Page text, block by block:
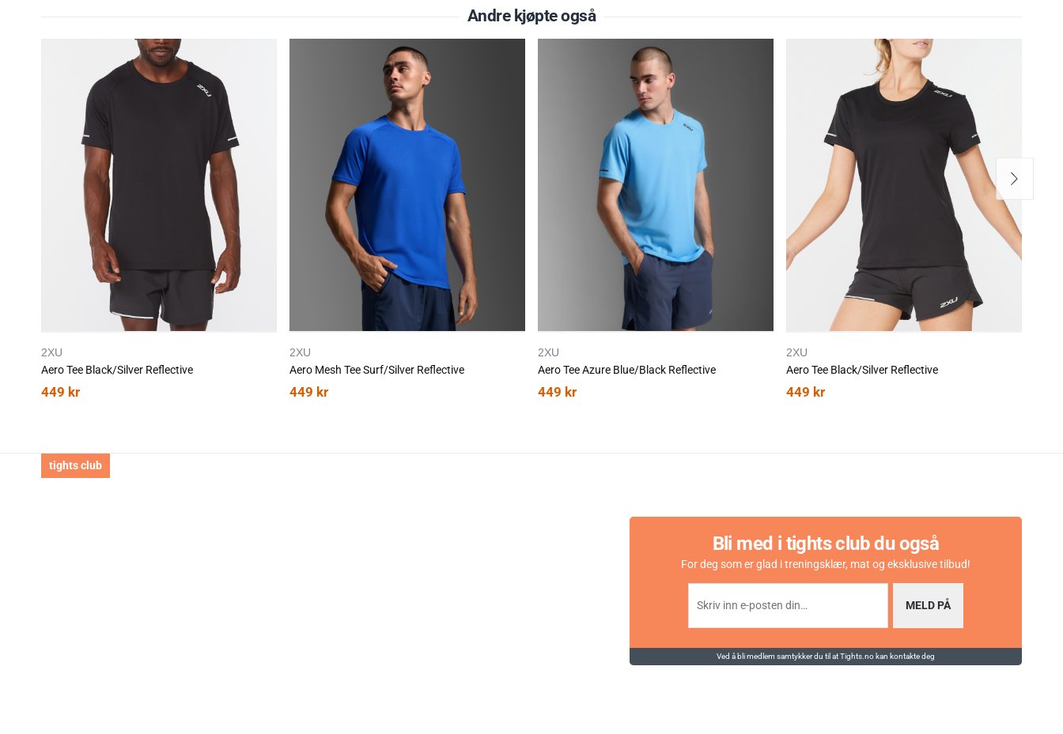
Andre kjøpte også
2XU
Aero Tee Black/Silver Reflective
449 kr
2XU
Aero Mesh Tee Surf/Silver Reflective
449 kr
2XU
Aero Tee Azure Blue/Black Reflective
449 kr
2XU
Aero Tee Black/Silver Reflective
449 kr
tights club
Bli med i tights club du også
For deg som er glad i treningsklær, mat og eksklusive tilbud!
MELD PÅ
Ved å bli medlem samtykker du til at Tights.no kan kontakte deg